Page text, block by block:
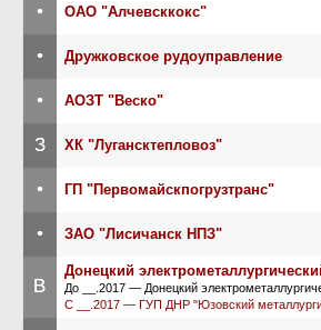
• ОАО "Алчевсккокс"
• Дружковское рудоуправление
• АОЗТ "Веско"
З ХК "Лугансктепловоз"
• ГП "Первомайскпогрузтранс"
• ЗАО "Лисичанск НПЗ"
В
Донецкий
До __.2017 — Донецкий
С __.2017 — ГУП ДНР "Юзовский